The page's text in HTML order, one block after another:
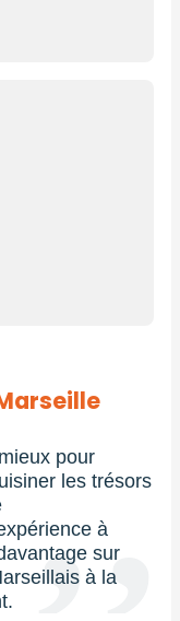
pour
les trésors
à
sur
à la